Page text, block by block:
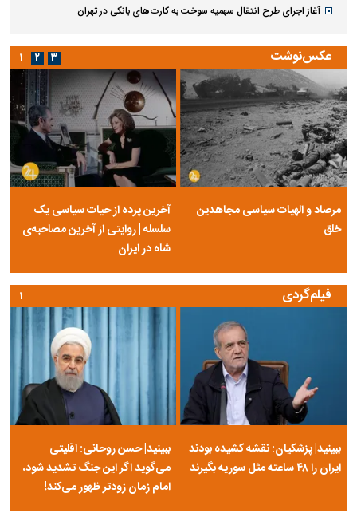
آغاز اجرای طرح انتقال سهمیه سوخت به کارت‌های بانکی در تهران
عکس‌نوشت
مرصاد و الهیات سیاسی مجاهدین
خلق
آخرین پرده از حیات سیاسی یک
سلسله | روایتی از آخرین مصاحبه‌ی
شاه در ایران
۱ ۲ ۳
فیلم‌گردی
ببینید| پزشکیان: نقشه کشیده بودند
ایران را ۴۸ ساعته مثل سوریه بگیرند
ببینید| حسن روحانی: اقلیتی
می‌گوید اگر این جنگ تشدید شود،
امام زمان زودتر ظهور می‌کند!
۱